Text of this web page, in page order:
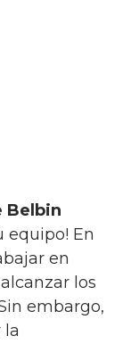
Belbin
equipo! En
en
los
embargo,
la